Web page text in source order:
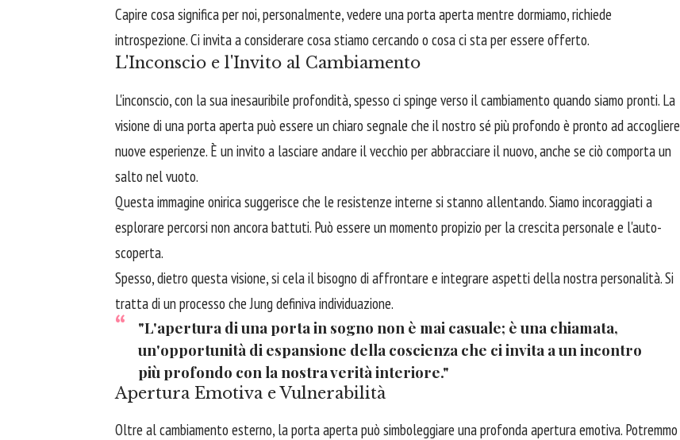
Capire cosa significa per noi, personalmente, vedere una porta aperta mentre dormiamo, richiede
introspezione. Ci invita a considerare cosa stiamo cercando o cosa ci sta per essere offerto.
L'Inconscio e l'Invito al Cambiamento
L'inconscio, con la sua inesauribile profondità, spesso ci spinge verso il cambiamento quando siamo pronti. La
visione di una porta aperta può essere un chiaro segnale che il nostro sé più profondo è pronto ad accogliere
nuove esperienze. È un invito a lasciare andare il vecchio per abbracciare il nuovo, anche se ciò comporta un
salto nel vuoto.
Questa immagine onirica suggerisce che le resistenze interne si stanno allentando. Siamo incoraggiati a
esplorare percorsi non ancora battuti. Può essere un momento propizio per la crescita personale e l'auto-
scoperta.
Spesso, dietro questa visione, si cela il bisogno di affrontare e integrare aspetti della nostra personalità. Si
tratta di un processo che Jung definiva individuazione.
"L'apertura di una porta in sogno non è mai casuale; è una chiamata,
un'opportunità di espansione della coscienza che ci invita a un incontro
più profondo con la nostra verità interiore."
Apertura Emotiva e Vulnerabilità
Oltre al cambiamento esterno, la porta aperta può simboleggiare una profonda apertura emotiva. Potremmo